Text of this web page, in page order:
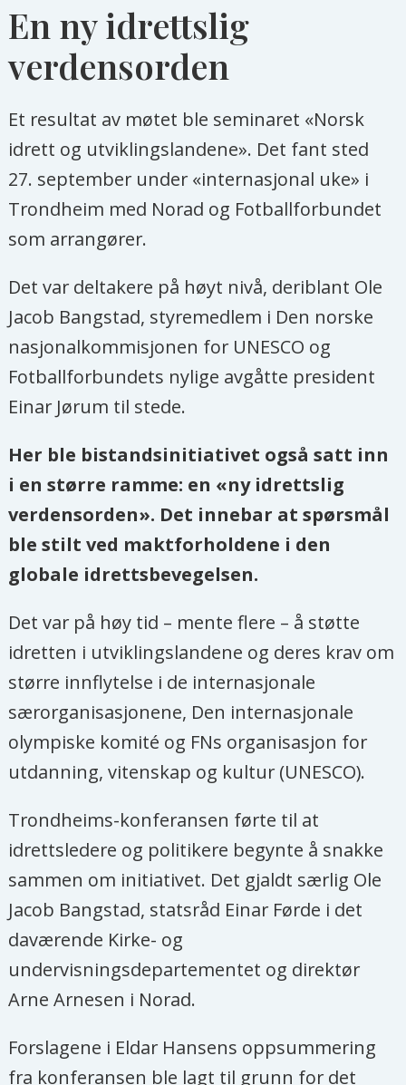
En ny idrettslig
verdensorden
Et resultat av møtet ble seminaret «Norsk
idrett og utviklingslandene». Det fant sted
27. september under «internasjonal uke» i
Trondheim med Norad og Fotballforbundet
som arrangører.
Det var deltakere på høyt nivå, deriblant Ole
Jacob Bangstad, styremedlem i Den norske
nasjonalkommisjonen for UNESCO og
Fotballforbundets nylige avgåtte president
Einar Jørum til stede.
Her ble bistandsinitiativet også satt inn
i en større ramme: en «ny idrettslig
verdensorden». Det innebar at spørsmål
ble stilt ved maktforholdene i den
globale idrettsbevegelsen.
Det var på høy tid – mente flere – å støtte
idretten i utviklingslandene og deres krav om
større innflytelse i de internasjonale
særorganisasjonene, Den internasjonale
olympiske komité og FNs organisasjon for
utdanning, vitenskap og kultur (UNESCO).
Trondheims-konferansen førte til at
idrettsledere og politikere begynte å snakke
sammen om initiativet. Det gjaldt særlig Ole
Jacob Bangstad, statsråd Einar Førde i det
daværende Kirke- og
undervisningsdepartementet og direktør
Arne Arnesen i Norad.
Forslagene i Eldar Hansens oppsummering
fra konferansen ble lagt til grunn for det